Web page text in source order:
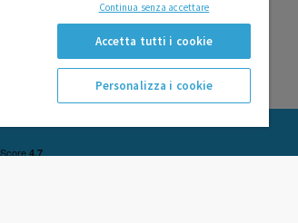
Continua senza accettare
Accetta tutti i cookie
Personalizza i cookie